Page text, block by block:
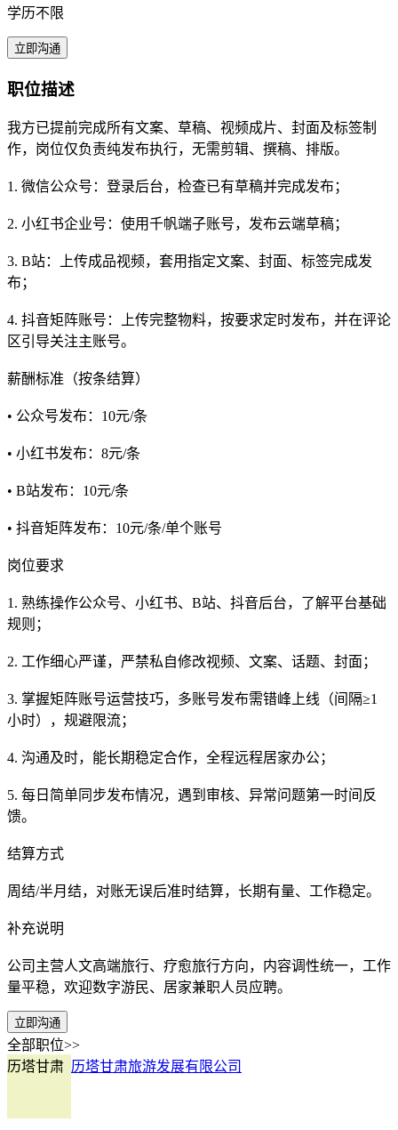
学历不限
立即沟通
职位描述
我方已提前完成所有文案、草稿、视频成片、封面及标签制
作，岗位仅负责纯发布执行，无需剪辑、撰稿、排版。
1. 微信公众号：登录后台，检查已有草稿并完成发布；
2. 小红书企业号：使用千帆端子账号，发布云端草稿；
3. B站：上传成品视频，套用指定文案、封面、标签完成发
布；
4. 抖音矩阵账号：上传完整物料，按要求定时发布，并在评论
区引导关注主账号。
薪酬标准（按条结算）
• 公众号发布：10元/条
• 小红书发布：8元/条
• B站发布：10元/条
• 抖音矩阵发布：10元/条/单个账号
岗位要求
1. 熟练操作公众号、小红书、B站、抖音后台，了解平台基础
规则；
2. 工作细心严谨，严禁私自修改视频、文案、话题、封面；
3. 掌握矩阵账号运营技巧，多账号发布需错峰上线（间隔≥1
小时），规避限流；
4. 沟通及时，能长期稳定合作，全程远程居家办公；
5. 每日简单同步发布情况，遇到审核、异常问题第一时间反
馈。
结算方式
周结/半月结，对账无误后准时结算，长期有量、工作稳定。
补充说明
公司主营人文高端旅行、疗愈旅行方向，内容调性统一，工作
量平稳，欢迎数字游民、居家兼职人员应聘。
立即沟通
全部职位>>
历塔甘肃 历塔甘肃旅游发展有限公司